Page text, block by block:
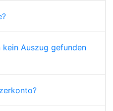
kein Auszug gefunden